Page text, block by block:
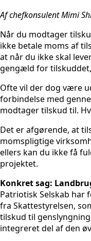
Af chefkonsulent Mimi
Når du modtager
ikke betale moms af
at når du ikke skal
gengæld for
Ofte vil der dog være
forbindelse med
modtager tilskud til.
Det er afgørende, at
momspligtige
ellers kan du ikke få
projektet.
Konkret sag:
Patriotisk Selskab har
fra Skattestyrelsen,
tilskud til
integreret del af den